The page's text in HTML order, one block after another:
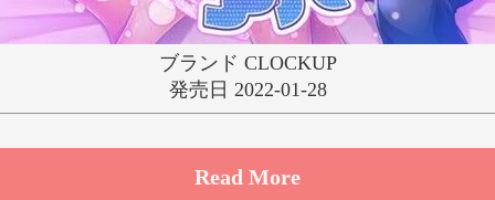
ブランド CLOCKUP
発売日 2022-01-28
Read More